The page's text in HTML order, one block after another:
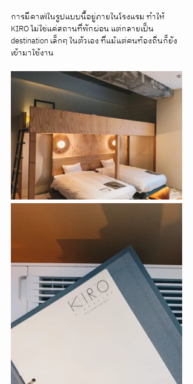
การมีคาเฟ่ในรูปแบบนี้อยู่ภายในโรงแรม ทำให้
KIRO ไม่ใช่แค่สถานที่พักผ่อน แต่กลายเป็น
destination เล็กๆ ในตัวเอง ที่แม้แต่คนท้องถิ่นก็ยัง
เข้ามาใช้งาน